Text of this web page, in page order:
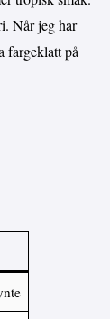
Når jeg har
fargeklatt på